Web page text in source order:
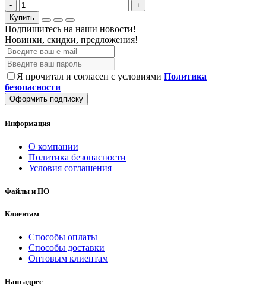
-
+
Купить
Подпишитесь на наши новости!
Новинки, скидки, предложения!
Я прочитал и согласен с условиями Политика
безопасности
Оформить подписку
Информация
О компании
Политика безопасности
Условия соглашения
Файлы и ПО
Клиентам
Способы оплаты
Способы доставки
Оптовым клиентам
Наш адрес